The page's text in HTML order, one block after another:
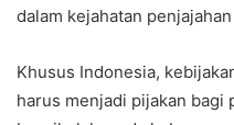
dalam kejahatan
Khusus Indonesia,
harus menjadi pijakan bagi